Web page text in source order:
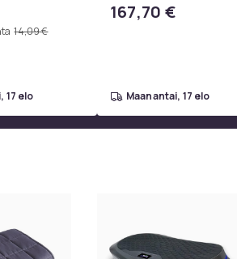
ja
14,09 €
17 elo
167,70 €
maanantai, 17 elo